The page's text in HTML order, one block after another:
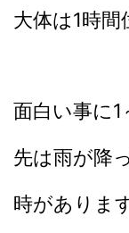
大体は1時間
面白い事に
先は雨が降
時がありま